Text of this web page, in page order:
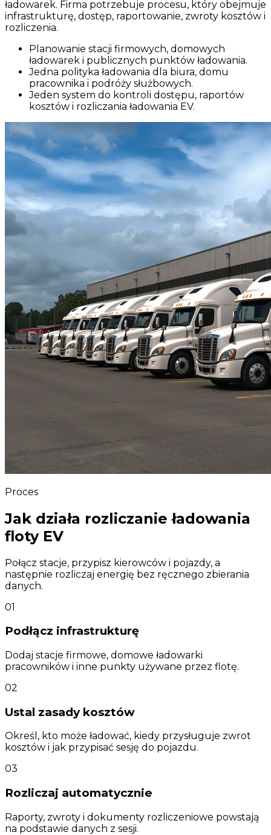
ładowarek. Firma potrzebuje procesu, który obejmuje
infrastrukturę, dostęp, raportowanie, zwroty kosztów i
rozliczenia.
Planowanie stacji firmowych, domowych
ładowarek i publicznych punktów ładowania.
Jedna polityka ładowania dla biura, domu
pracownika i podróży służbowych.
Jeden system do kontroli dostępu, raportów
kosztów i rozliczania ładowania EV.
Proces
Jak działa rozliczanie ładowania
floty EV
Połącz stacje, przypisz kierowców i pojazdy, a
następnie rozliczaj energię bez ręcznego zbierania
danych.
01
Podłącz infrastrukturę
Dodaj stacje firmowe, domowe ładowarki
pracowników i inne punkty używane przez flotę.
02
Ustal zasady kosztów
Określ, kto może ładować, kiedy przysługuje zwrot
kosztów i jak przypisać sesję do pojazdu.
03
Rozliczaj automatycznie
Raporty, zwroty i dokumenty rozliczeniowe powstają
na podstawie danych z sesji.